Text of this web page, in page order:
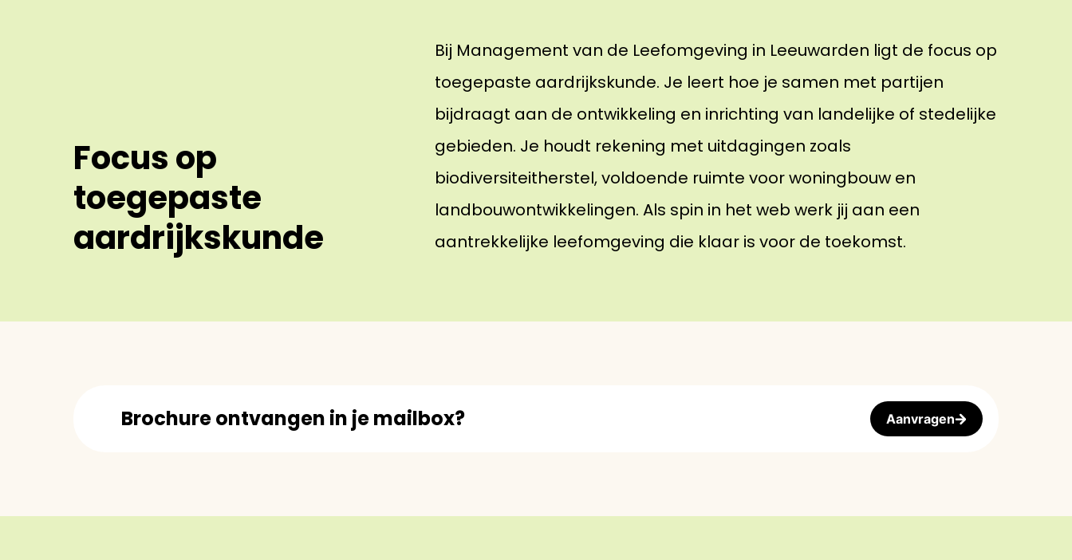
Focus op
toegepaste
aardrijkskunde
Bij Management van de Leefomgeving in Leeuwarden ligt de focus op
toegepaste aardrijkskunde. Je leert hoe je samen met partijen
bijdraagt aan de ontwikkeling en inrichting van landelijke of stedelijke
gebieden. Je houdt rekening met uitdagingen zoals
biodiversiteitherstel, voldoende ruimte voor woningbouw en
landbouwontwikkelingen. Als spin in het web werk jij aan een
aantrekkelijke leefomgeving die klaar is voor de toekomst.
Brochure ontvangen in je mailbox? Aanvragen